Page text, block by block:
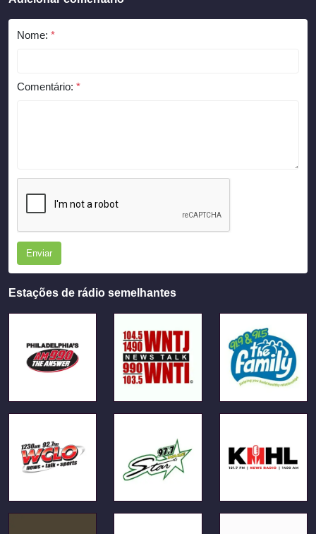
Nome: *
Comentário: *
Enviar
Estações de rádio semelhantes